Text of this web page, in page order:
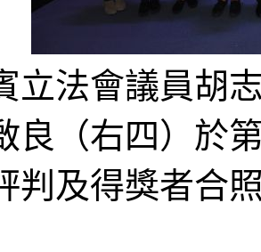
立法會議員胡
良（右四）於
判及得獎者合